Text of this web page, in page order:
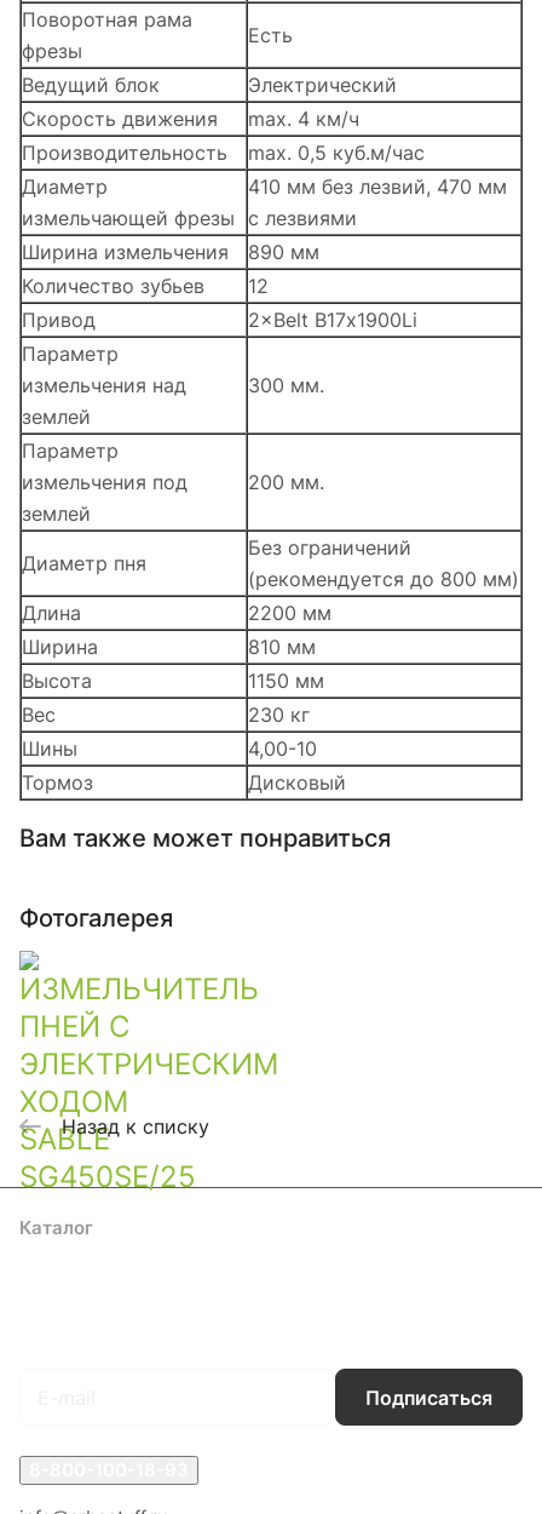
Поворотная рама
фрезы
Есть
Ведущий блок
Электрический
Скорость движения
max. 4 км/ч
Производительность
max. 0,5 куб.м/час
Диаметр
измельчающей фрезы
410 мм без лезвий, 470 мм
с лезвиями
Ширина измельчения
890 мм
Количество зубьев
12
Привод
2×Belt B17х1900Li
Параметр
измельчения над
землей
300 мм.
Параметр
измельчения под
землей
200 мм.
Диаметр пня
Без ограничений
(рекомендуется до 800 мм)
Длина
2200 мм
Ширина
810 мм
Высота
1150 мм
Вес
230 кг
Шины
4,00-10
Тормоз
Дисковый
Вам также может понравиться
Фотогалерея
Назад к списку
Каталог
Подписаться